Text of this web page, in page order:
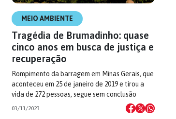
MEIO AMBIENTE
Tragédia de Brumadinho: quase
cinco anos em busca de justiça e
recuperação
Rompimento da barragem em Minas Gerais, que
aconteceu em 25 de janeiro de 2019 e tirou a
vida de 272 pessoas, segue sem conclusão
03/11/2023